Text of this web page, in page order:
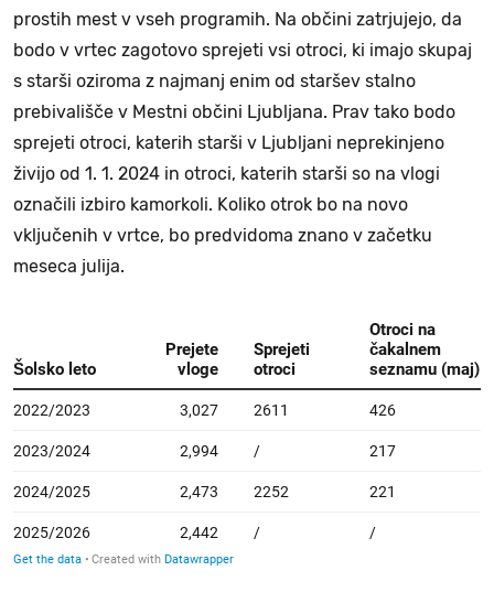
prostih mest v vseh programih. Na občini zatrjujejo, da
bodo v vrtec zagotovo sprejeti vsi otroci, ki imajo skupaj
s starši oziroma z najmanj enim od staršev stalno
prebivališče v Mestni občini Ljubljana. Prav tako bodo
sprejeti otroci, katerih starši v Ljubljani neprekinjeno
živijo od 1. 1. 2024 in otroci, katerih starši so na vlogi
označili izbiro kamorkoli. Koliko otrok bo na novo
vključenih v vrtce, bo predvidoma znano v začetku
meseca julija.